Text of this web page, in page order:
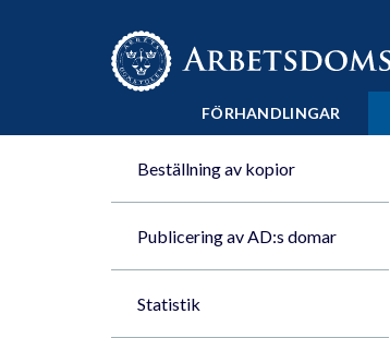
Till innehåll på sidan x
FÖRHANDLINGAR
Beställning av kopior
Publicering av AD:s domar
Statistik